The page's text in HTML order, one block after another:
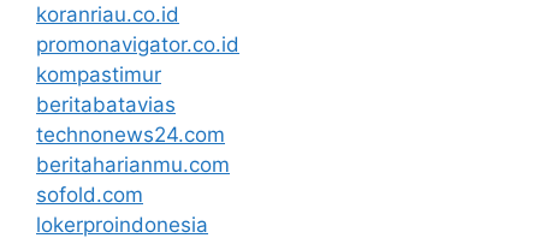
koranriau.co.id
promonavigator.co.id
kompastimur
beritabatavias
technonews24.com
beritaharianmu.com
sofold.com
lokerproindonesia